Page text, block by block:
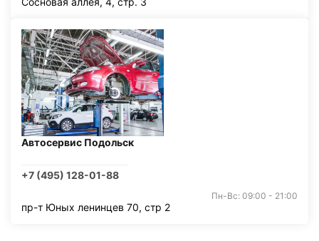
Автосервис Подольск
+7 (495) 128-01-88
Пн-Вс: 09:00 - 21:00
пр-т Юных ленинцев 70, стр 2